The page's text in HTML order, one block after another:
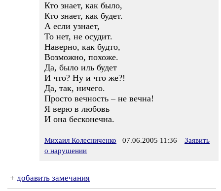
Кто знает, как было,
Кто знает, как будет.
А если узнает,
То нет, не осудит.
Наверно, как будто,
Возможно, похоже.
Да, было иль будет
И что? Ну и что же?!
Да, так, ничего.
Просто вечность – не вечна!
Я верю в любовь
И она бесконечна.
Михаил Колесниченко 07.06.2005 11:36
Заявить
о нарушении
+ добавить замечания